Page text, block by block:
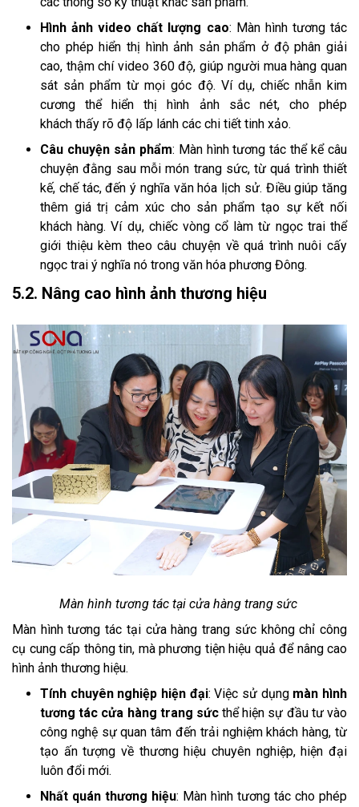
Hình ảnh video chất lượng cao: Màn hình tương tác
cho phép hiển thị hình ảnh sản phẩm ở độ phân giải
cao, thậm chí video 360 độ, giúp người mua hàng quan
sát sản phẩm từ mọi góc độ. Ví dụ, chiếc nhẫn kim
cương thể hiển thị hình ảnh sắc nét, cho phép
khách thấy rõ độ lấp lánh các chi tiết tinh xảo.
Câu chuyện sản phẩm: Màn hình tương tác thể kể câu
chuyện đằng sau mỗi món trang sức, từ quá trình thiết
kế, chế tác, đến ý nghĩa văn hóa lịch sử. Điều giúp tăng
thêm giá trị cảm xúc cho sản phẩm tạo sự kết nối
khách hàng. Ví dụ, chiếc vòng cổ làm từ ngọc trai thể
giới thiệu kèm theo câu chuyện về quá trình nuôi cấy
ngọc trai ý nghĩa nó trong văn hóa phương Đông.
5.2. Nâng cao hình ảnh thương hiệu
Màn hình tương tác tại cửa hàng trang sức
Màn hình tương tác tại cửa hàng trang sức không chỉ công
cụ cung cấp thông tin, mà phương tiện hiệu quả để nâng cao
hình ảnh thương hiệu.
Tính chuyên nghiệp hiện đại: Việc sử dụng màn hình
tương tác cửa hàng trang sứcthể hiện sự đầu tư vào
công nghệ sự quan tâm đến trải nghiệm khách hàng, từ
tạo ấn tượng về thương hiệu chuyên nghiệp, hiện đại
luôn đổi mới.
Nhất quán thương hiệu: Màn hình tương tác cho phép